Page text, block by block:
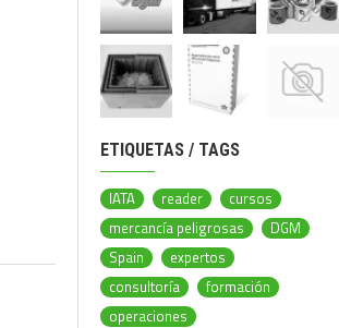
ETIQUETAS / TAGS
IATA reader
cursos
mercancía peligrosas
DGM
Spain
expertos
consultoría
formación
operaciones